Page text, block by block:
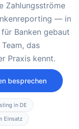
Zahlungsströme
— in
Banken gebaut
das
Praxis kennt.
besprechen
in DE
Einsatz